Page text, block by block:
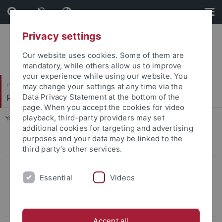
Skip
to
content
Skip
to
footer
Philosophische Fakultät
Prof. Dr. Jörg Robert
You are here: Startseite ... Lea Iser
SFB 1391 Andere Ästhetik
(DFG)
Opitz
Privacy settings
Our website uses cookies. Some of them are
mandatory, while others allow us to improve
your experience while using our website. You
may change your settings at any time via the
Data Privacy Statement at the bottom of the
page. When you accept the cookies for video
playback, third-party providers may set
additional cookies for targeting and advertising
purposes and your data may be linked to the
third party’s other services.
Essential Videos